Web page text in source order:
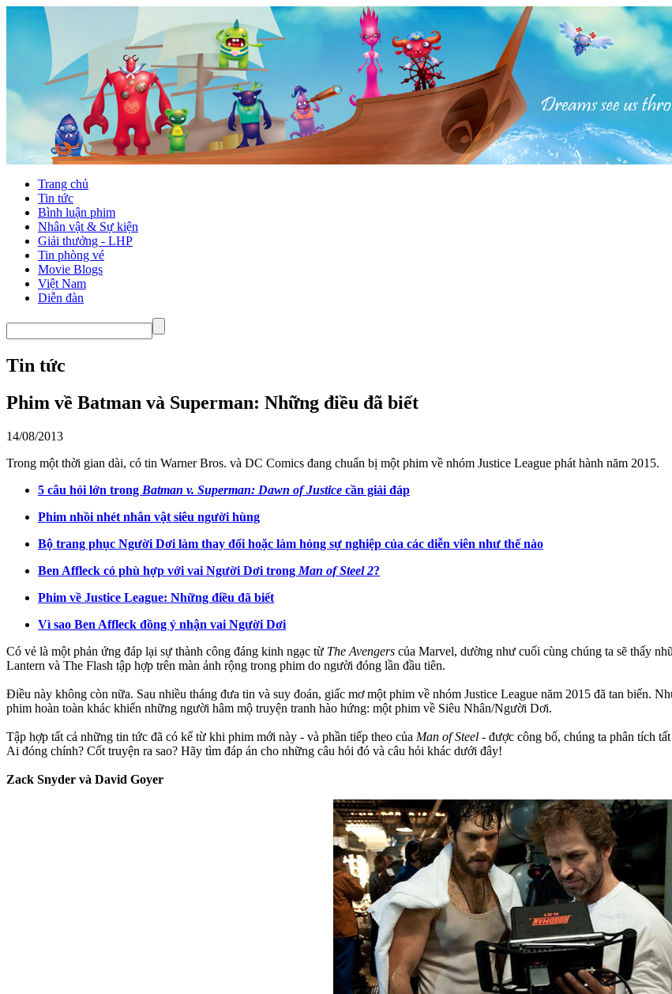
Trang chủ
Tin tức
Bình luận phim
Nhân vật & Sự kiện
Giải thưởng - LHP
Tin phòng vé
Movie Blogs
Việt Nam
Diễn đàn
Tin tức
Phim về Batman và Superman: Những điều đã biết
14/08/2013
Trong một thời gian dài, có tin Warner Bros. và DC Comics đang chuẩn bị một phim về nhóm Justice League phát hành năm 2015.
5 câu hỏi lớn trong Batman v. Superman: Dawn of Justice cần giải đáp
Phim nhồi nhét nhân vật siêu người hùng
Bộ trang phục Người Dơi làm thay đổi hoặc làm hỏng sự nghiệp của các diễn viên như thế nào
Ben Affleck có phù hợp với vai Người Dơi trong Man of Steel 2?
Phim về Justice League: Những điều đã biết
Vì sao Ben Affleck đồng ý nhận vai Người Dơi
Có vẻ là một phản ứng đáp lại sự thành công đáng kinh ngạc từ The Avengers của Marvel, dường như cuối cùng chúng ta sẽ thấy
Lantern và The Flash tập hợp trên màn ảnh rộng trong phim do người đóng lần đầu tiên.
Điều này không còn nữa. Sau nhiều tháng đưa tin và suy đoán, giấc mơ một phim về nhóm Justice League năm 2015 đã tan biến.
phim hoàn toàn khác khiến những người hâm mộ truyện tranh hào hứng: một phim về Siêu Nhân/Người Dơi.
Tập hợp tất cả những tin tức đã có kể từ khi phim mới này - và phần tiếp theo của Man of Steel - được công bố, chúng ta phân tích
Ai đóng chính? Cốt truyện ra sao? Hãy tìm đáp án cho những câu hỏi đó và câu hỏi khác dưới đây!
Zack Snyder và David Goyer